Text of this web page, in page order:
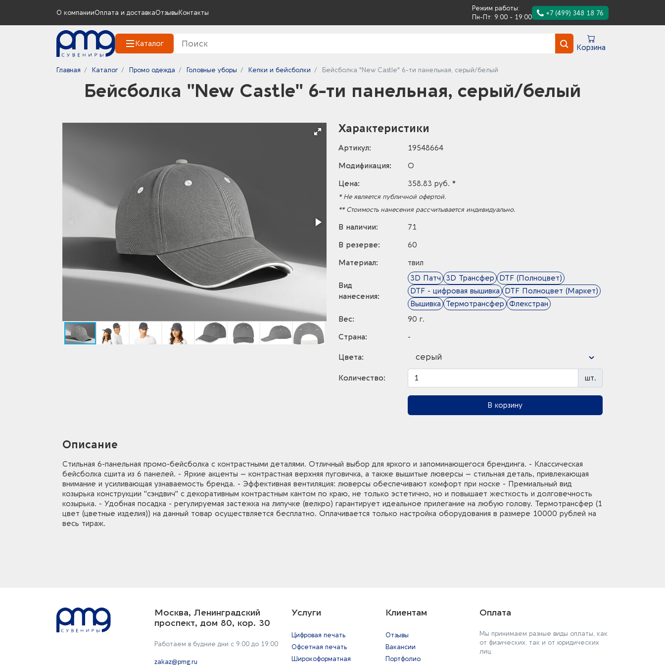
О компанииОплата и доставкаОтзывы Контакты
Режим работы:
Пн-Пт: 9:00 - 19:00
+7 (499) 348 18 76
Каталог Корзина
Главная Каталог Промо одежда Головные уборы Кепки и бейсболки Бейсболка "New Castle" 6-ти панельная, серый/белый
Бейсболка "New Castle" 6-ти панельная, серый/белый
Характеристики
Артикул:
19548664
Модификация:
O
Цена:
358.83 руб. *
* Не является публичной офертой.
** Стоимость нанесения рассчитывается индивидуально.
В наличии:
71
В резерве:
60
Материал:
твил
Вид
нанесения:
3D Патч 3D Трансфер
DTF (Полноцвет)
DTF - цифровая вышивка
DTF Полноцвет (Маркет)
Вышивка
Термотрансфер
Флекстран
Вес:
90 г.
Страна:
-
Цвета: серый
Количество: шт.
В корзину
Описание
Стильная 6-панельная промо-бейсболка с контрастными деталями. Отличный выбор для яркого и запоминающегося брендинга. - Классическая
бейсболка сшита из 6 панелей. - Яркие акценты – контрастная верхняя пуговичка, а также вышитые люверсы – стильная деталь, привлекающая
внимание и усиливающая узнаваемость бренда. - Эффективная вентиляция: люверсы обеспечивают комфорт при носке - Премиальный вид
козырька конструкции "сэндвич" с декоративным контрастным кантом по краю, не только эстетично, но и повышает жесткость и долговечность
козырька. - Удобная посадка - регулируемая застежка на липучке (велкро) гарантирует идеальное прилегание на любую голову. Термотрансфер (1
цвет (цветные изделия)) на данный товар осуществляется бесплатно. Оплачивается только настройка оборудования в размере 10000 рублей на
весь тираж.
Москва, Ленинградский
проспект, дом 80, кор. 30
Работаем в будние дни с 9:00 до 19:00
zakaz@pmg.ru
Услуги
Цифровая печать
Офсетная печать
Широкоформатная
Клиентам
Отзывы
Вакансии
Портфолио
Оплата
Мы принимаем разные виды оплаты, как
от физических, так и от юридических
лиц